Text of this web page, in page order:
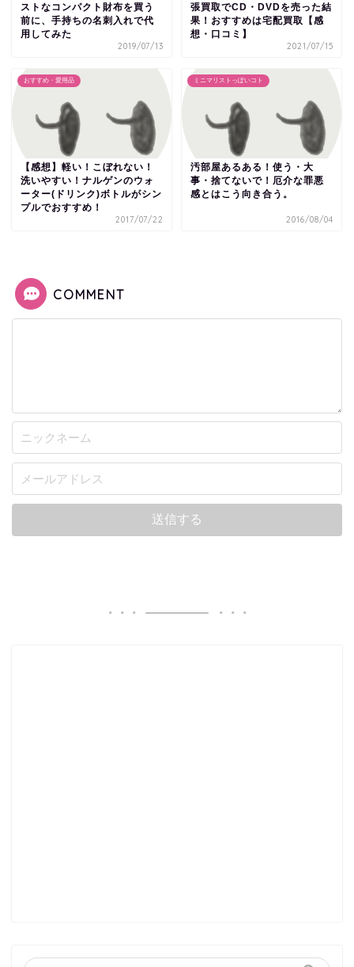
ストなコンパクト財布を買う
前に、手持ちの名刺入れで代
用してみた
2019/07/13
張買取でCD・DVDを売った結
果！おすすめは宅配買取【感
想・口コミ】
2021/07/15
おすすめ・愛用品
【感想】軽い！こぼれない！
洗いやすい！ナルゲンのウォ
ーター(ドリンク)ボトルがシン
プルでおすすめ！
2017/07/22
ミニマリストっぽいコト
汚部屋あるある！使う・大
事・捨てないで！厄介な罪悪
感とはこう向き合う。
2016/08/04
COMMENT